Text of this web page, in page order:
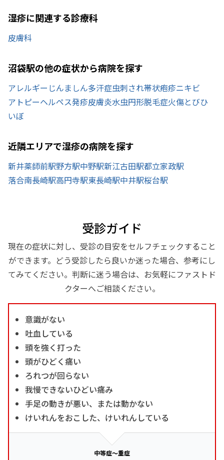
湿疹に関連する診療科
皮膚科
沼袋駅の他の症状から病院を探す
アレルギー じんましん多汗症虫刺され帯状疱疹ニキビ
アトピーヘルペス発疹皮膚炎水虫円形脱毛症火傷とびひ
いぼ
近隣エリアで湿疹の病院を探す
新井薬師前駅野方駅中野駅新江古田駅都立家政駅
落合南長崎駅高円寺駅東長崎駅中井駅桜台駅
受診ガイド
現在の症状に対し、受診の目安をセルフチェックすること
ができます。どう受診したら良いか迷った場合、参考にし
てみてください。判断に迷う場合は、お気軽にファストド
クターへご相談ください。
意識がない
吐血している
頭を強く打った
頭がひどく痛い
ろれつが回らない
我慢できないひどい痛み
手足の動きが悪い、または動かない
けいれんをおこした、けいれんしている
中等症～重症